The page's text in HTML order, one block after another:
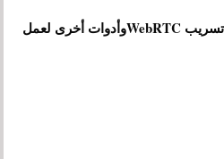
أداة مُتخصصة لاختبار حدوث تسريب WebRTCوأدوات أخرى لعمل